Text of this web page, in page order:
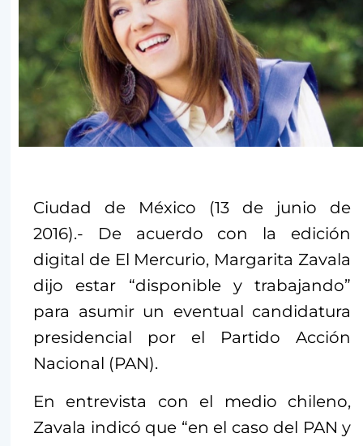
Ciudad de México (13 de junio de
2016).- De acuerdo con la edición
digital de El Mercurio, Margarita Zavala
dijo estar “disponible y trabajando”
para asumir un eventual candidatura
presidencial por el Partido Acción
Nacional (PAN).
En entrevista con el medio chileno,
Zavala indicó que “en el caso del PAN y